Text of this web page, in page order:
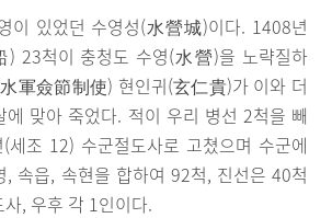
이 있었던 수영성(水營城)이다. 1408년
23척이 충청도 수영(水營)을 노략질하
軍僉節制使) 현인귀(玄仁貴)가 이와 더
에 맞아 죽었다. 적이 우리 병선 2척을 빼
세조 12) 수군절도사로 고쳤으며 수군에
, 속읍, 속현을 합하여 92척, 진선은 40척
, 우후 각 1인이다.